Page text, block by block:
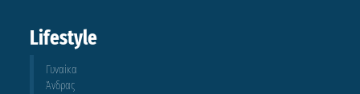
Lifestyle
Γυναίκα
Άνδρας